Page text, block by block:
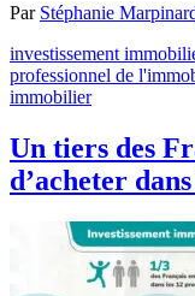
Par Stéphanie
investissement
professionnel de
immobilier
Un tiers des
d’acheter